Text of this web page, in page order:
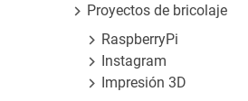
Proyectos de bricolaje
RaspberryPi
Instagram
Impresión 3D